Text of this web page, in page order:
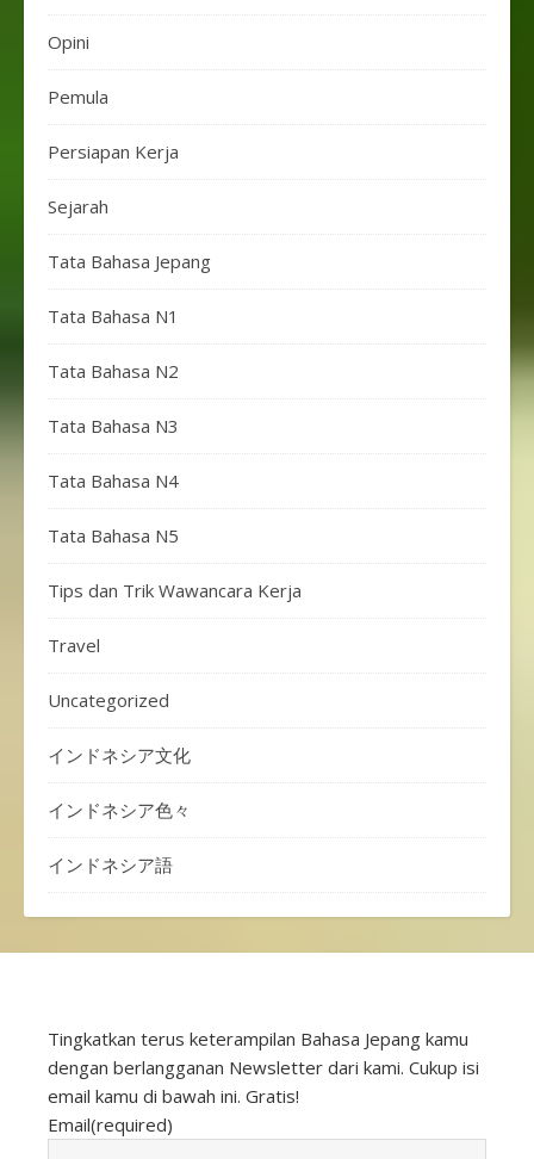
Opini
Pemula
Persiapan Kerja
Sejarah
Tata Bahasa Jepang
Tata Bahasa N1
Tata Bahasa N2
Tata Bahasa N3
Tata Bahasa N4
Tata Bahasa N5
Tips dan Trik Wawancara Kerja
Travel
Uncategorized
インドネシア文化
インドネシア色々
インドネシア語
Tingkatkan terus keterampilan Bahasa Jepang kamu
dengan berlangganan Newsletter dari kami. Cukup isi
email kamu di bawah ini. Gratis!
Email(required)